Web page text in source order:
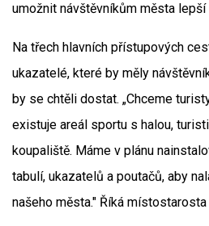
umožnit návštěvníkům města lepší
Na třech hlavních přístupových
ukazatelé, které by měly
by se chtěli dostat. „Chceme
existuje areál sportu s halou,
koupaliště. Máme v plánu
tabulí, ukazatelů a poutačů, aby
našeho města." Říká